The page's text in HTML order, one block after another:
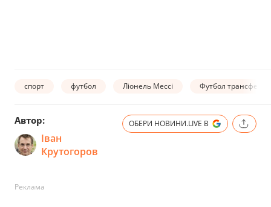
спорт футбол Ліонель Мессі Футбол трансфери
Автор:
Іван
Крутогоров
ОБЕРИ НОВИНИ.LIVE В
Реклама